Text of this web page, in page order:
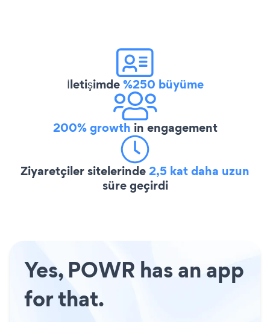
İletişimde%250 büyüme
200% growth in engagement
Ziyaretçiler sitelerinde2,5 kat daha uzun
süre geçirdi
Yes, POWR has an app
for that.